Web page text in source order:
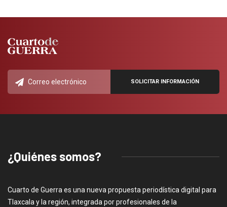
¿Quiénes somos?
Cuarto de Guerra es una nueva propuesta periodística digital para
Tlaxcala y la región, integrada por profesionales de la